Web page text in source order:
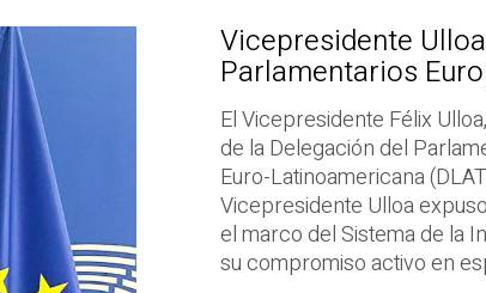
Vicepresidente
Parlamentarios
El Vicepresidente Félix
de la Delegación del
Euro-Latinoamericana
Vicepresidente Ulloa
el marco del Sistema de la
su compromiso activo en